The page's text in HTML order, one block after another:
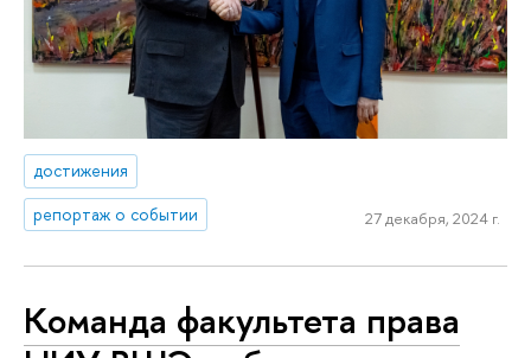
достижения
репортаж о событии
27 декабря, 2024 г.
Команда факультета права